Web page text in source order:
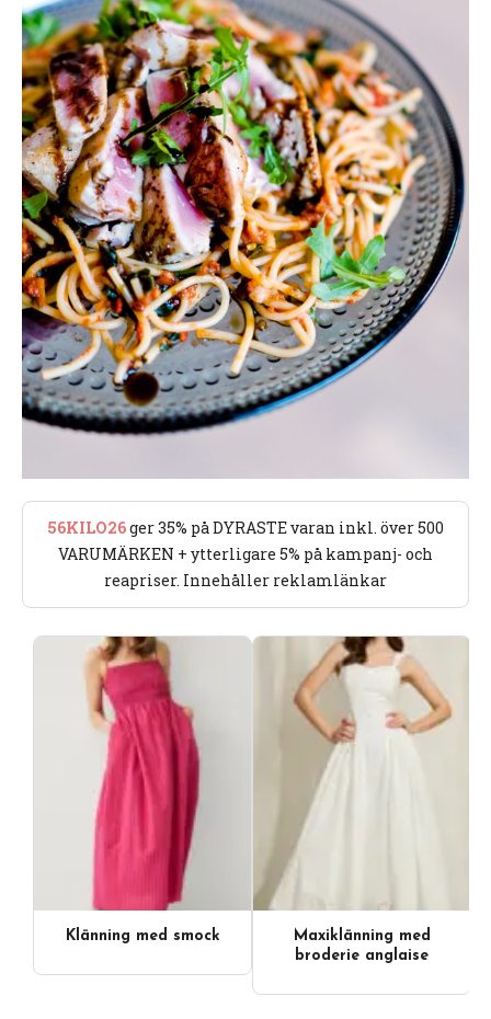
56KILO26ger 35% på DYRASTE varan inkl. över 500
VARUMÄRKEN + ytterligare 5% på kampanj- och
reapriser. Innehåller reklamlänkar
Klänning med smock
Maxiklänning med
broderie anglaise